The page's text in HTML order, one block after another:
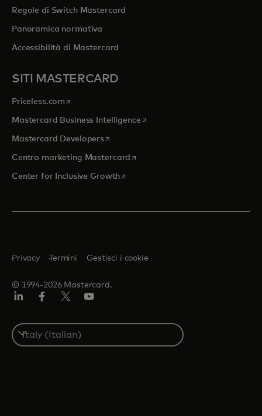
Regole di Switch Mastercard
Panoramica normativa
Accessibilità di Mastercard
SITI MASTERCARD
Priceless.com si apre in una nuova scheda
Mastercard Business Intelligencesi apre in una nuova scheda
Mastercard Developerssi apre in una nuova scheda
Centro marketing Mastercard si apre in una nuova scheda
Center for Inclusive Growthsi apre in una nuova scheda
© 1994-2026 Mastercard.
Privacy Termini Gestisci i cookie
Select
a
country